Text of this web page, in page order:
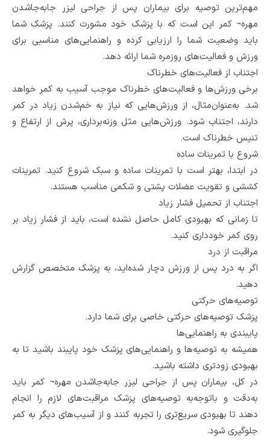
مهم‌ترین توصیه برای بیماران پس از جراحی لیزر جابه‌جاشدن
مهره¬ کمر این است که با پزشک خود مشورت کنند. پزشک شما
باید وضعیت شما را ارزیابی کرده و راهنمایی‌های مناسبی برای
ورزش و فعالیت‌های روزمره شما ارائه دهد.
اجتناب از فعالیت‌های خطرناک
برخی ورزش‌ها و فعالیت‌های خطرناک موجب آسیب به کمر خواهد
شد. به‌عنوان‌مثال، از ورزش‌هایی که نیاز به خم‌شدن زیاد در کمر
دارند، اجتناب شود. ورزش‌هایی مثل وزنه‌برداری، پرش از ارتفاع و
تنیس خطرناک است.
شروع با تمرینات ساده
در ابتدا، بهتر است با تمرینات ساده و سبک شروع کنید. تمرینات
کششی و تقویت عضلات پشتی و شکمی مناسب هستند.
اجتناب از تحمیل فشار زیاد
تا زمانی که بهبودی کامل حاصل نشده است، باید از فشار زیاد بر
روی کمر خودداری کنید.
مراقبت از درد
اگر به درد پس از ورزش دچار شده‌اید، به پزشک متخصص گزارش
دهید.
توصیه‌های حرکتی
پزشک توصیه‌های حرکتی خاصی برای شما دارد.
پایبندی به راهنمایی‌ها
همیشه به توصیه‌ها و راهنمایی‌های پزشک خود پایبند باشید تا به
بهبودی زودتری داشته باشید.
در کل، بیماران پس از جراحی لیزر جابه‌جاشدن مهره¬ کمر باید
به‌دقت و باتوجه‌به توصیه‌های پزشک مراقبت‌های لازم را انجام
دهند تا بهبودی سریع‌تری را تجربه کنند و از آسیب‌های دیگر به کمر
جلوگیری شود.